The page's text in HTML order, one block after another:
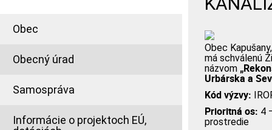
Obec
Obecný úrad
Samospráva
Informácie o projektoch EÚ,
Obec
má schválenú
názvom
Urbárska a
Kód výzvy:
Prioritná os: 4
prostredie